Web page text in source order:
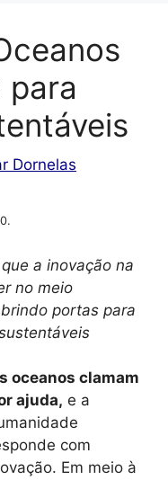
para
Dornelas
a inovação na
no meio
portas para
oceanos clamam
ajuda, e a
com
Em meio à